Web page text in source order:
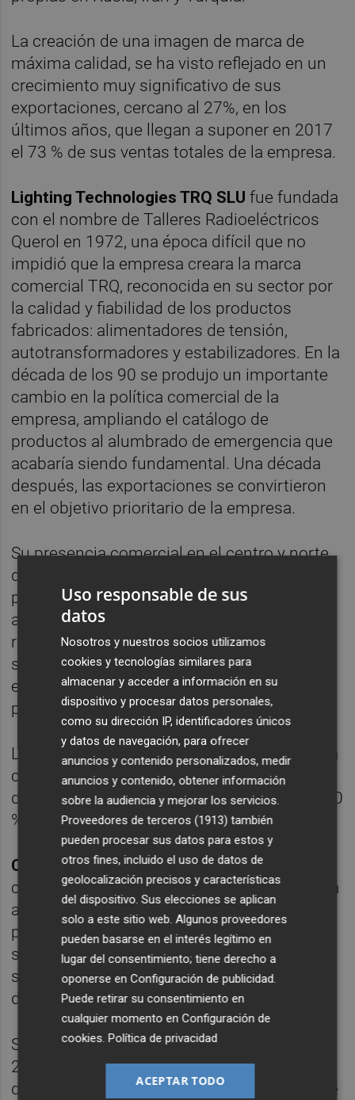
La creación de una imagen de marca de
máxima calidad, se ha visto reflejado en un
crecimiento muy significativo de sus
exportaciones, cercano al 27%, en los
últimos años, que llegan a suponer en 2017
el 73 % de sus ventas totales de la empresa.
Lighting Technologies TRQ SLUfue fundada
con el nombre de Talleres Radioeléctricos
Querol en 1972, una época difícil que no
impidió que la empresa creara la marca
comercial TRQ, reconocida en su sector por
la calidad y fiabilidad de los productos
fabricados: alimentadores de tensión,
autotransformadores y estabilizadores. En la
década de los 90 se produjo un importante
cambio en la política comercial de la
empresa, ampliando el catálogo de
productos al alumbrado de emergencia que
acabaría siendo fundamental. Una década
después, las exportaciones se convirtieron
en el objetivo prioritario de la empresa.
Su presencia comercial en el centro y norte
de Europa está ya consolidada,
principalmente en Rusia, gracias a que en la
actualidad pertenecen al grupo empresarial
ruso Lighting Technologies; paulatinamente
se han ido incorporando nuevos mercados
europeos, sudamericanos y de oriente
próximo.
Las cifras de los últimos tres años reflejan la
consolidación de la exportación Este
dinamismo se refleja en cifras cercanas al 70
% del total de facturación de la empresa.
Construplas SLU,con 25 años recién
cumplidos desde su constitución, se dedica
al diseño, fabricación y comercialización de
platos de ducha y accesorios de baño bajo
su marca propia Aquabella, situándose en el
sector dentro del segmento de la gama alta
de producto.
Su expansión internacional empieza en
2008, apostando por la innovación, la
diferenciación y la calidad. Sus productos se
Uso responsable de sus
datos
Nosotros y nuestros socios utilizamos
cookies y tecnologías similares para
almacenar y acceder a información en su
dispositivo y procesar datos personales,
como su dirección IP, identificadores únicos
y datos de navegación, para ofrecer
anuncios y contenido personalizados, medir
anuncios y contenido, obtener información
sobre la audiencia y mejorar los servicios.
Proveedores de terceros (1913) también
pueden procesar sus datos para estos y
otros fines, incluido el uso de datos de
geolocalización precisos y características
del dispositivo. Sus elecciones se aplican
solo a este sitio web. Algunos proveedores
pueden basarse en el interés legítimo en
lugar del consentimiento; tiene derecho a
oponerse enConfiguración de publicidad
Puede retirar su consentimiento en
cualquier momento enConfiguración de
cookies .Política de privacidad
ACEPTAR TODO